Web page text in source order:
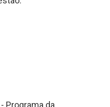
Programa da